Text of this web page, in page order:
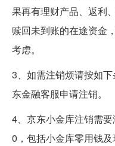
果再有理财产品、返利
赎回未到账的在途资金
考虑。
3、如需注销烦请按如
东金融客服申请注销。
4、京东小金库注销需
0，包括小金库零用钱